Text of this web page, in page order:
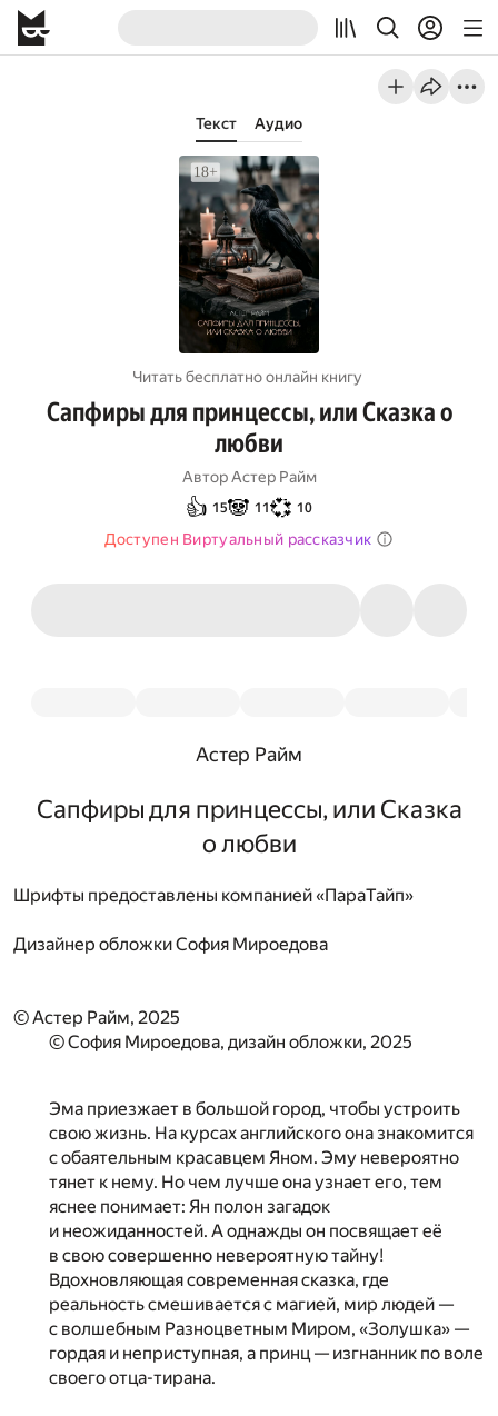
Текст Аудио
Читать бесплатно онлайн книгу
Сапфиры для принцессы, или Сказка о
любви
Автор Астер Райм
👍 15🐼 11💞 10
Доступен Виртуальный рассказчик
Астер Райм
Сапфиры для принцессы, или Сказка
о любви
Шрифты предоставлены компанией «ПараТайп»
Дизайнер обложкиСофия Мироедова
© Астер Райм, 2025
© София Мироедова, дизайн обложки, 2025
Эма приезжает в большой город, чтобы устроить
свою жизнь. На курсах английского она знакомится
с обаятельным красавцем Яном. Эму невероятно
тянет к нему. Но чем лучше она узнает его, тем
яснее понимает: Ян полон загадок
и неожиданностей. А однажды он посвящает её
в свою совершенно невероятную тайну!
Вдохновляющая современная сказка, где
реальность смешивается с магией, мир людей —
с волшебным Разноцветным Миром, «Золушка» —
гордая и неприступная, а принц — изгнанник по воле
своего отца-тирана.